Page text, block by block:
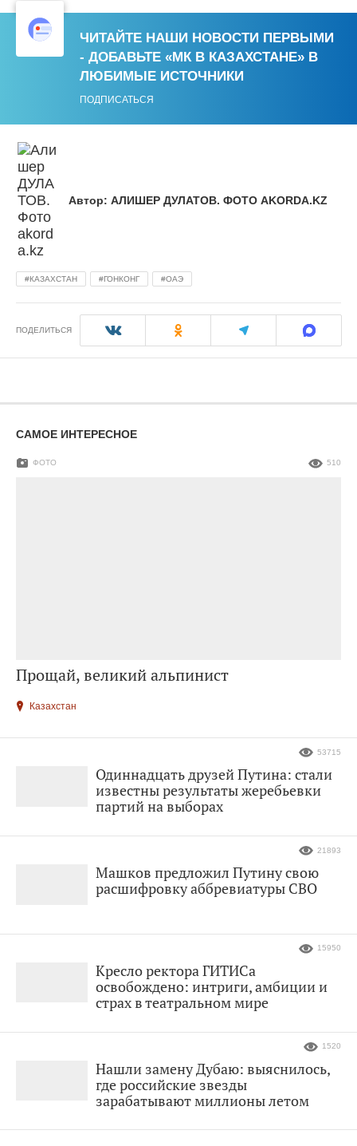
ЧИТАЙТЕ НАШИ НОВОСТИ ПЕРВЫМИ
- ДОБАВЬТЕ «МК В КАЗАХСТАНЕ» В
ЛЮБИМЫЕ ИСТОЧНИКИ
ПОДПИСАТЬСЯ
Автор: АЛИШЕР ДУЛАТОВ. ФОТО AKORDA.KZ
КАЗАХСТАН ГОНКОНГ ОАЭ
ПОДЕЛИТЬСЯ
САМОЕ ИНТЕРЕСНОЕ
Прощай, великий альпинист
ФОТО 510
Казахстан
Одиннадцать друзей Путина: стали
известны результаты жеребьевки
партий на выборах
53715
Машков предложил Путину свою
расшифровку аббревиатуры СВО
21893
Кресло ректора ГИТИСа
освобождено: интриги, амбиции и
страх в театральном мире
15950
Нашли замену Дубаю: выяснилось,
где российские звезды
зарабатывают миллионы летом
1520